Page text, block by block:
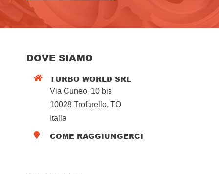
DOVE SIAMO
 TURBO WORLD SRL
Via Cuneo, 10 bis
10028 Trofarello, TO
Italia
 COME RAGGIUNGERCI